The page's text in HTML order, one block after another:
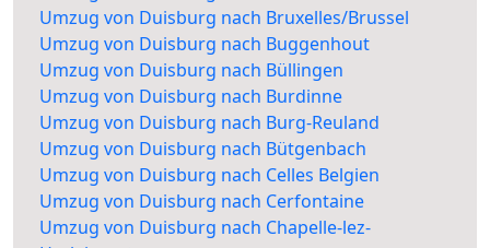
Umzug von Duisburg nach Bruxelles/Brussel
Umzug von Duisburg nach Buggenhout
Umzug von Duisburg nach Büllingen
Umzug von Duisburg nach Burdinne
Umzug von Duisburg nach Burg-Reuland
Umzug von Duisburg nach Bütgenbach
Umzug von Duisburg nach Celles Belgien
Umzug von Duisburg nach Cerfontaine
Umzug von Duisburg nach Chapelle-lez-